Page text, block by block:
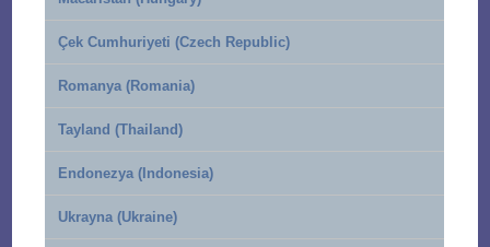
Çek Cumhuriyeti (Czech Republic)
Romanya (Romania)
Tayland (Thailand)
Endonezya (Indonesia)
Ukrayna (Ukraine)